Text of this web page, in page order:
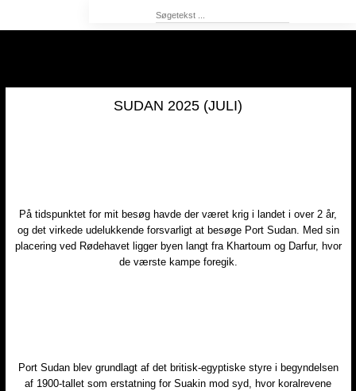
​SUDAN 2025 (JULI)
På tidspunktet for mit besøg havde der været krig i landet i over 2 år,
og det virkede udelukkende forsvarligt at besøge Port Sudan. Med sin
placering ved Rødehavet ligger byen langt fra Khartoum og Darfur, hvor
de værste kampe foregik.
Port Sudan blev grundlagt af det britisk-egyptiske styre i begyndelsen
af 1900-tallet som erstatning for Suakin mod syd, hvor koralrevene